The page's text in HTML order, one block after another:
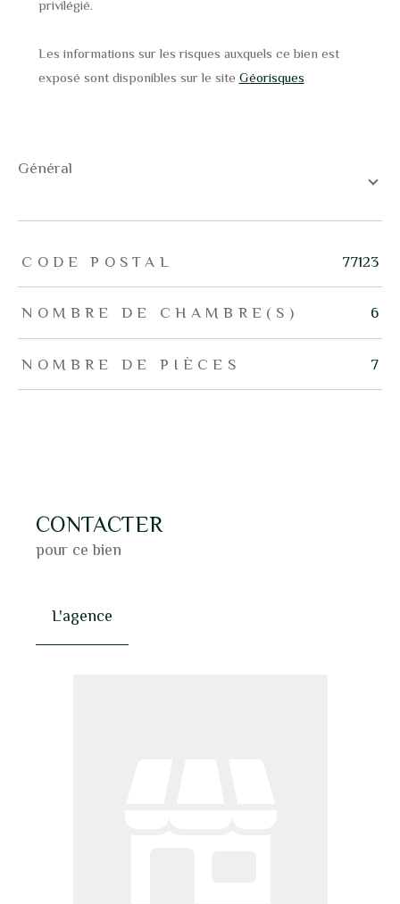
privilégié.
Les informations sur les risques auxquels ce bien est
exposé sont disponibles sur le site Géorisques
général
TRAD_ZEPHYR_Caracteristique TRAD_ZEPHYR_Valeurs
CODE POSTAL 77123
NOMBRE DE CHAMBRE(S) 6
NOMBRE DE PIÈCES 7
CONTACTER
pour ce bien
L'agence